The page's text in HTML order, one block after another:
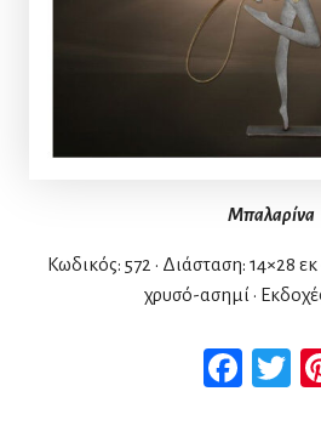
Μπαλαρίνα
Κωδικός: 572 • Διάσταση: 14×28
χρυσό-ασημί •